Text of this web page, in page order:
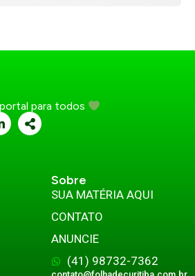
para todos
Sobre
SUA MATÉRIA AQUI
CONTATO
ANUNCIE
(41) 98732-7362